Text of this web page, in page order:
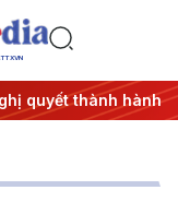
TTXVN
quyết thành hành